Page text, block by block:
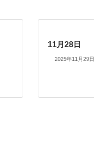
11月28日
2025年11月29日